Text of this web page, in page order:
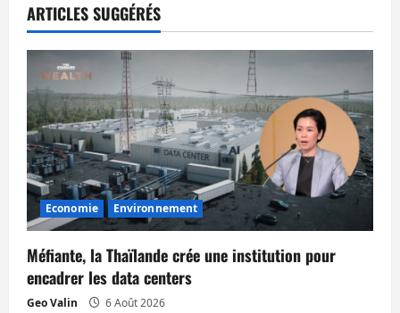
t
i
o
n
d
a
r
ARTICLES SUGGÉRÉS
Economie Environnement
Méfiante, la Thaïlande crée une institution pour
encadrer les data centers
Geo Valin 6 Août 2026